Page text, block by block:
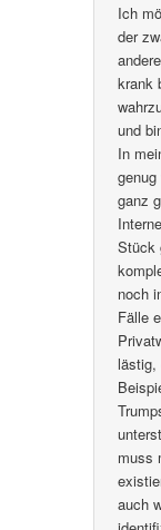
Ich
der
krank
und
In
ganz
Stück
noch
Fälle
lästig,
muss
auch